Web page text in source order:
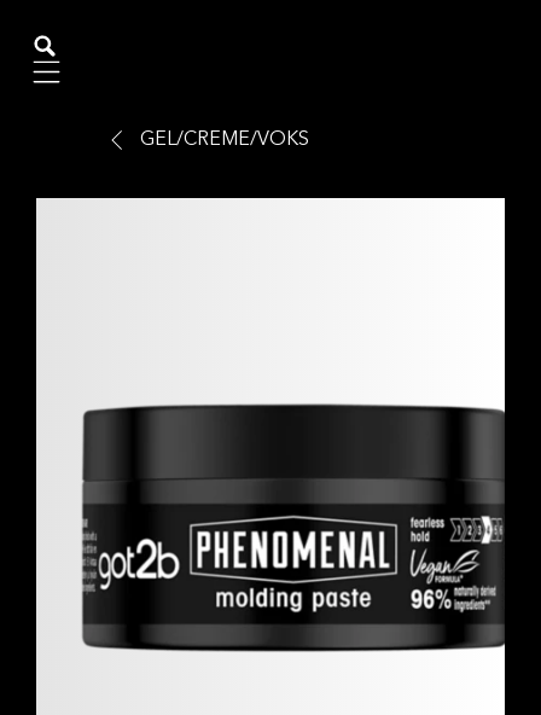
Mobile navigation
GEL/CREME/VOKS